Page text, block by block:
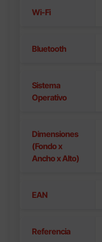
Wi-Fi
Bluetooth
Sistema
Operativo
Dimensiones
(Fondo x
Ancho x Alto)
EAN
Referencia